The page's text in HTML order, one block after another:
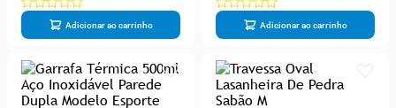
Adicionar ao carrinho Adicionar ao carrinho